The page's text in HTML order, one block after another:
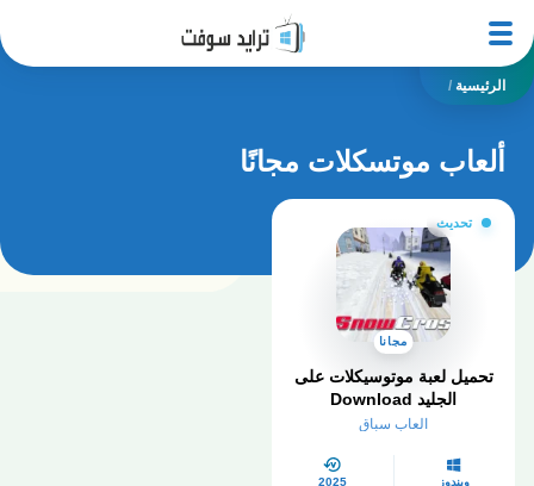
الرئيسية /
ألعاب موتسكلات مجانًا
تحديث
مجانا
تحميل لعبة موتوسيكلات على
الجليد Download
SnowCross
العاب سباق
ويندوز 2025